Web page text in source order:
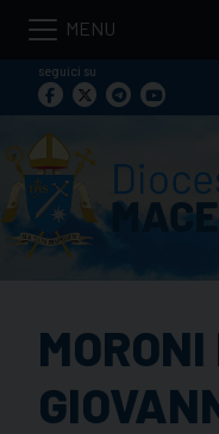
Skip
contentseguici su